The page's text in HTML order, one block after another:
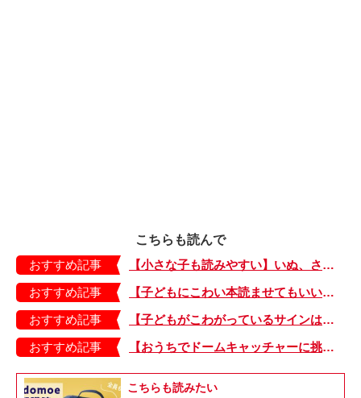
こちらも読んで
おすすめ記事
【小さな子も読みやすい】いぬ、さる、うさぎ、ゴリラにあひる…動物たちのまねっこできるかな？『まねまねっこ』発売中！
おすすめ記事
【子どもにこわい本読ませてもいいの？】「子どもはどのようなものにこわさを感じやすいのでしょうか？」
おすすめ記事
【子どもがこわがっているサインは？】「読み聞かせのとき、子どもがこわがっていると判断できるサインを教えてください！」
おすすめ記事
【おうちでドームキャッチャーに挑戦だ】アンパンマン わくわくドームキャッチャー
こちらも読みたい